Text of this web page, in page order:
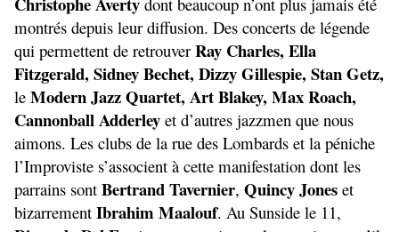
montrés depuis leur diffusion. Des concerts de légende
qui permettent de retrouver Ray Charles, Ella
Fitzgerald, Sidney Bechet, Dizzy Gillespie, Stan Getz,
le Modern Jazz Quartet, Art Blakey, Max Roach,
Cannonball Adderley et d’autres jazzmen que nous
aimons. Les clubs de la rue des Lombards et la péniche
l’Improviste s’associent à cette manifestation dont les
parrains sont Bertrand Tavernier, Quincy Jones et
bizarrement Ibrahim Maalouf. Au Sunside le 11,